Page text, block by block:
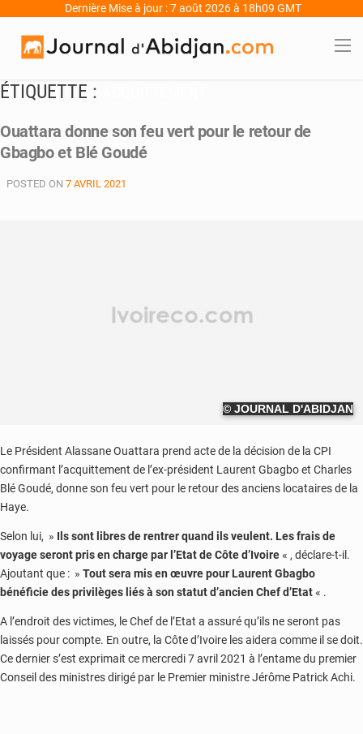
Dernière Mise à jour : 7 août 2026 à 18h09 GMT
ÉTIQUETTE :
Ouattara donne son feu vert pour le retour de
Gbagbo et Blé Goudé
POSTED ON 7 AVRIL 2021
© JOURNAL D'ABIDJAN
Le Président Alassane Ouattara prend acte de la décision de la CPI
confirmant l’acquittement de l’ex-président Laurent Gbagbo et Charles
Blé Goudé, donne son feu vert pour le retour des anciens locataires de la
Haye.
Selon lui, » Ils sont libres de rentrer quand ils veulent. Les frais de
voyage seront pris en charge par l’Etat de Côte d’Ivoire« , déclare-t-il.
Ajoutant que : » Tout sera mis en œuvre pour Laurent Gbagbo
bénéficie des privilèges liés à son statut d’ancien Chef d’Etat« .
A l’endroit des victimes, le Chef de l’Etat a assuré qu’ils ne seront pas
laissés pour compte. En outre, la Côte d’Ivoire les aidera comme il se doit.
Ce dernier s’est exprimait ce mercredi 7 avril 2021 à l’entame du premier
Conseil des ministres dirigé par le Premier ministre Jérôme Patrick Achi.